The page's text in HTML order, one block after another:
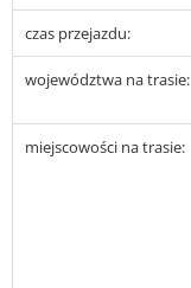
czas przejazdu:
województwa na trasie:
miejscowości na trasie: